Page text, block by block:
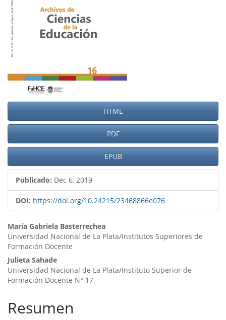
HTML
PDF
EPUB
Publicado: Dec 6, 2019
DOI: https://doi.org/10.24215/23468866e076
Contenido
principal
del
artículo
María Gabriela Basterrechea
Universidad Nacional de La Plata/Institutos Superiores de
Formación Docente
Julieta Sahade
Universidad Nacional de La Plata/Instituto Superior de
Formación Docente N° 17
Resumen